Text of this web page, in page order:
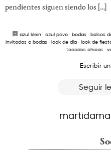
pendientes siguen siendo los […]
azul klein· azul pavo· bodas· bolsos
invitadas a bodas· look de día· look de
· tocados chicas·
Escribir
Seguir